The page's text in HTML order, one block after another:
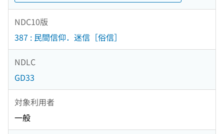
NDC10版
387 : 民間信仰．迷信［俗信］
NDLC
GD33
対象利用者
一般